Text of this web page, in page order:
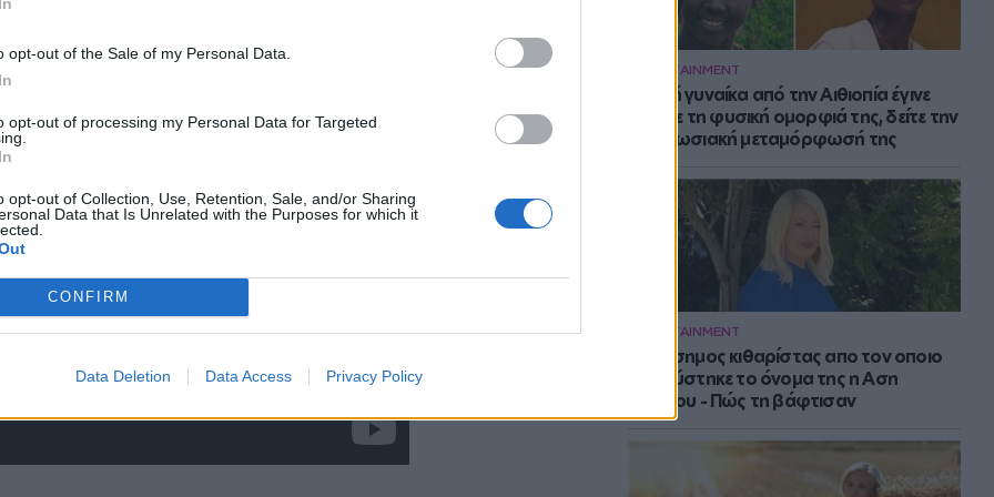
opt-out of the Sale of my Personal Data.
opt-out of processing my Personal Data for Targeted
opt-out of Collection, Use, Retention, Sale, and/or Sharing
Data that Is Unrelated with the Purposes for which it
CONFIRM
Data Deletion Data Access Privacy Policy
ENTERTAINMENT
Νεαρή γυναίκα από την Αιθιοπία έγινε
viral με τη φυσική ομορφιά της, δείτε την
εντυπωσιακή μεταμόρφωσή της
ENTERTAINMENT
Ο διάσημος κιθαρίστας απο τον οποιο
εμπνεύστηκε το όνομα της η Αση
Μπήλιου - Πώς τη βάφτισαν
με βγάζουν εκτός εαυτού